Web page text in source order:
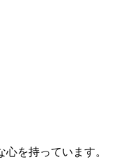
を持っています。